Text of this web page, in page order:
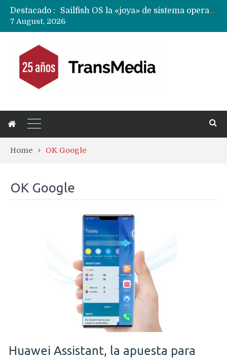
Destacado :
Sailfish OS la «joya» de sistema operativo que Europa planea financiar para competir contra Android, iOS y HarmonyOS
Solo China o Global: Cuáles Huawei MateBook, MatePad y Nova llegarán a Europa y LATAM?
7 August, 2026
Home OK Google
OK Google
Huawei Assistant, la apuesta para